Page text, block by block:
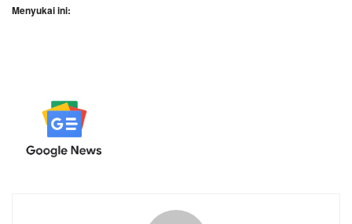
Menyukai ini: